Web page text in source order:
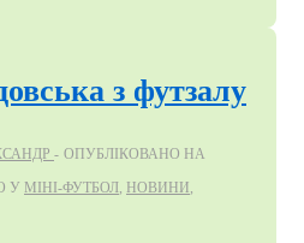
з футзалу
ОПУБЛІКОВАНО НА
У МІНІ-ФУТБОЛ, НОВИНИ,